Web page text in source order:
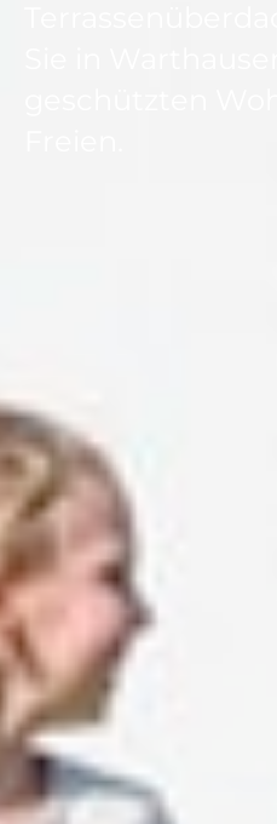
Sie in
geschützten